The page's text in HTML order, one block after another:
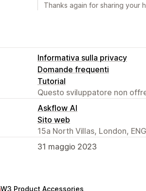
Thanks again for sharing your
Informativa sulla privacy
Domande frequenti
Tutorial
Questo sviluppatore non
Askflow AI
Sito web
15a North Villas, London,
31 maggio 2023
W3 Product Accessories